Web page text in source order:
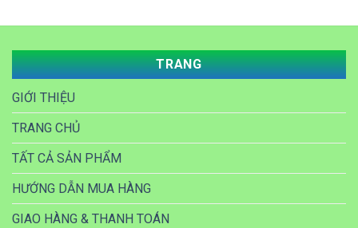
TRANG
GIỚI THIỆU
TRANG CHỦ
TẤT CẢ SẢN PHẨM
HƯỚNG DẪN MUA HÀNG
GIAO HÀNG & THANH TOÁN